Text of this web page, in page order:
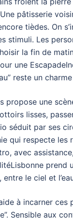
pâtisserie
tièdes. On
stimuli. Les
la fin de
une
reste un
propose une
lisses,
séduit par ses
qui respecte les
avec
prend
le ciel et
à incarner ces
Sensible aux